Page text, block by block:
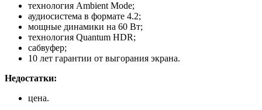
технология Ambient Mode;
аудиосистема в формате 4.2;
мощные динамики на 60 Вт;
технология Quantum HDR;
сабвуфер;
10 лет гарантии от выгорания экрана.
Недостатки:
цена.